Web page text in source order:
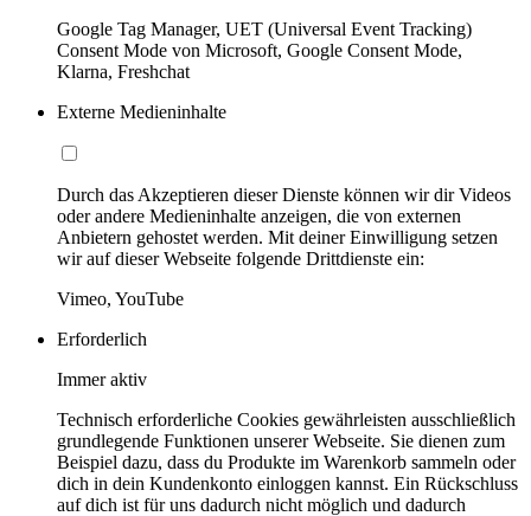
Google Tag Manager, UET (Universal Event Tracking)
Consent Mode von Microsoft, Google Consent Mode,
Klarna, Freshchat
Externe Medieninhalte
Durch das Akzeptieren dieser Dienste können wir dir Videos
oder andere Medieninhalte anzeigen, die von externen
Anbietern gehostet werden. Mit deiner Einwilligung setzen
wir auf dieser Webseite folgende Drittdienste ein:
Vimeo, YouTube
Erforderlich
Immer aktiv
Technisch erforderliche Cookies gewährleisten ausschließlich
grundlegende Funktionen unserer Webseite. Sie dienen zum
Beispiel dazu, dass du Produkte im Warenkorb sammeln oder
dich in dein Kundenkonto einloggen kannst. Ein Rückschluss
auf dich ist für uns dadurch nicht möglich und dadurch